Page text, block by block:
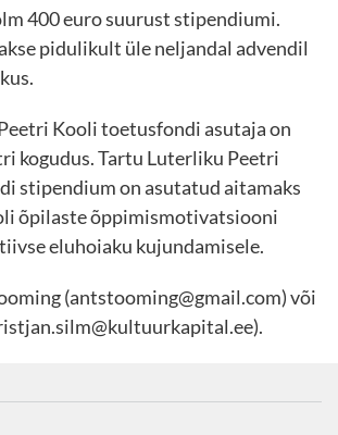
400 euro suurust stipendiumi.
pidulikult üle neljandal advendil
Kooli toetusfondi asutaja on
kogudus. Tartu Luterliku Peetri
stipendium on asutatud aitamaks
õpilaste õppimismotivatsiooni
eluhoiaku kujundamisele.
(antstooming@gmail.com) või